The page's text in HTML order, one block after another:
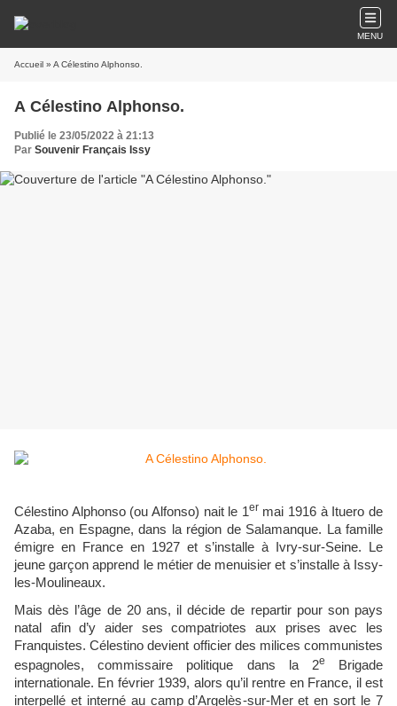
MENU
Accueil » A Célestino Alphonso.
A Célestino Alphonso.
Publié le 23/05/2022 à 21:13
Par Souvenir Français Issy
Célestino Alphonso (ou Alfonso) nait le 1er mai 1916 à Ituero de
Azaba, en Espagne, dans la région de Salamanque. La famille
émigre en France en 1927 et s’installe à Ivry-sur-Seine. Le
jeune garçon apprend le métier de menuisier et s’installe à Issy-
les-Moulineaux.
Mais dès l’âge de 20 ans, il décide de repartir pour son pays
natal afin d’y aider ses compatriotes aux prises avec les
Franquistes. Célestino devient officier des milices communistes
espagnoles, commissaire politique dans la 2e
Brigade
internationale. En février 1939, alors qu’il rentre en France, il est
interpellé et interné au camp d’Argelès-sur-Mer et en sort le 7